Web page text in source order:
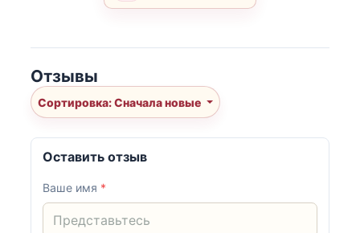
Отзывы
Сортировка: Сначала новые
Оставить отзыв
Ваше имя *